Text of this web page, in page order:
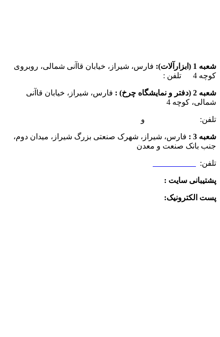
شعبه 1 (ابزارآلات):
فارس، شیراز، خیابان قاآنی شمالی، روبروی
کوچه 4 تلفن :
شعبه 2 (دفتر و نمایشگاه چرخ) :
فارس، شیراز، خیابان قاآنی
شمالی، کوچه 4
تلفن: و
شعبه 3 :
فارس، شیراز، شهرک صنعتی بزرگ شیراز، میدان دوم،
جنب بانک صنعت و معدن
تلفن:
پشتیبانی سایت :
پست الکترونیک: